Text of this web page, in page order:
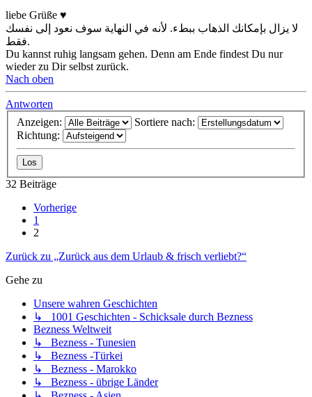
liebe Grüße ♥
لا يزال بإمكانك الذهاب ببطء. لأنه في النهاية سوف نعود إلى نفسك
فقط.
Du kannst ruhig langsam gehen. Denn am Ende findest Du nur
wieder zu Dir selbst zurück.
Nach oben
Antworten
Anzeigen:
Sortiere nach:
Richtung:
32 Beiträge
Vorherige
1
2
Zurück zu „Zurück aus dem Urlaub & frisch verliebt?“
Gehe zu
Unsere wahren Geschichten
↳ 1001 Geschichten - Schicksale durch Bezness
Bezness Weltweit
↳ Bezness - Tunesien
↳ Bezness -Türkei
↳ Bezness - Marokko
↳ Bezness - übrige Länder